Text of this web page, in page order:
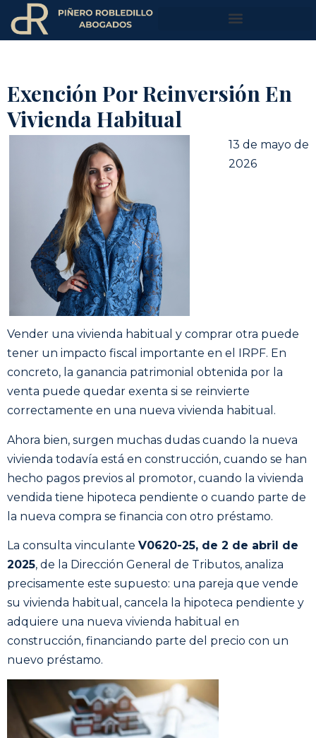
Exención Por Reinversión En
Vivienda Habitual
13 de mayo de
2026
Vender una vivienda habitual y comprar otra puede
tener un impacto fiscal importante en el IRPF. En
concreto, la ganancia patrimonial obtenida por la
venta puede quedar exenta si se reinvierte
correctamente en una nueva vivienda habitual.
Ahora bien, surgen muchas dudas cuando la nueva
vivienda todavía está en construcción, cuando se han
hecho pagos previos al promotor, cuando la vivienda
vendida tiene hipoteca pendiente o cuando parte de
la nueva compra se financia con otro préstamo.
La consulta vinculante V0620-25, de 2 de abril de
2025, de la Dirección General de Tributos, analiza
precisamente este supuesto: una pareja que vende
su vivienda habitual, cancela la hipoteca pendiente y
adquiere una nueva vivienda habitual en
construcción, financiando parte del precio con un
nuevo préstamo.